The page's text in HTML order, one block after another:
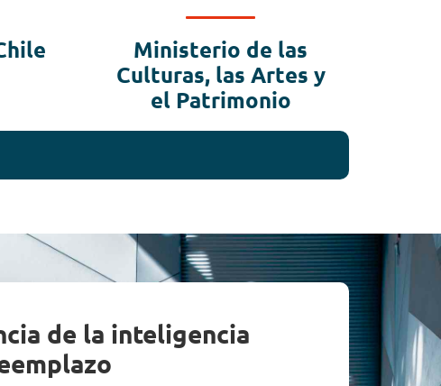
Ministerio de las
Culturas, las Artes y
el Patrimonio
de la inteligencia